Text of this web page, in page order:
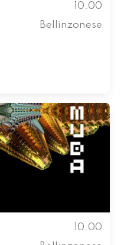
10.00
Bellinzonese
10.00